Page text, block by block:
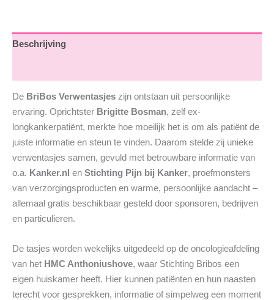
Beschrijving
De BriBos Verwentasjes zijn ontstaan uit persoonlijke
ervaring. Oprichtster Brigitte Bosman, zelf ex-
longkankerpatiënt, merkte hoe moeilijk het is om als patiënt de
juiste informatie en steun te vinden. Daarom stelde zij unieke
verwentasjes samen, gevuld met betrouwbare informatie van
o.a. Kanker.nl en Stichting Pijn bij Kanker, proefmonsters
van verzorgingsproducten en warme, persoonlijke aandacht –
allemaal gratis beschikbaar gesteld door sponsoren, bedrijven
en particulieren.
De tasjes worden wekelijks uitgedeeld op de oncologieafdeling
van het HMC Anthoniushove, waar Stichting Bribos een
eigen huiskamer heeft. Hier kunnen patiënten en hun naasten
terecht voor gesprekken, informatie of simpelweg een moment